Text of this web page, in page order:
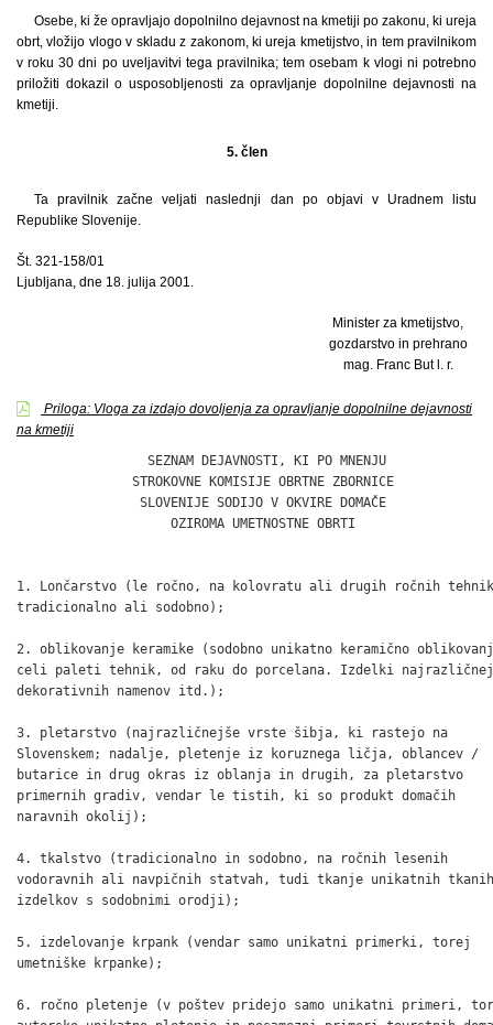
Osebe, ki že opravljajo dopolnilno dejavnost na kmetiji po zakonu, ki ureja
obrt, vložijo vlogo v skladu z zakonom, ki ureja kmetijstvo, in tem pravilnikom
v roku 30 dni po uveljavitvi tega pravilnika; tem osebam k vlogi ni potrebno
priložiti dokazil o usposobljenosti za opravljanje dopolnilne dejavnosti na
kmetiji.
5. člen
Ta pravilnik začne veljati naslednji dan po objavi v Uradnem listu
Republike Slovenije.
Št. 321-158/01
Ljubljana, dne 18. julija 2001.
Minister za kmetijstvo,
gozdarstvo in prehrano
mag. Franc But l. r.
Priloga: Vloga za izdajo dovoljenja za opravljanje dopolnilne dejavnosti
na kmetiji
                 SEZNAM DEJAVNOSTI, KI PO MNENJU
               STROKOVNE KOMISIJE OBRTNE ZBORNICE
                SLOVENIJE SODIJO V OKVIRE DOMAČE
                    OZIROMA UMETNOSTNE OBRTI
1. Lončarstvo (le ročno, na kolovratu ali drugih ročnih
tradicionalno ali sodobno);
2. oblikovanje keramike (sodobno unikatno keramično
celi paleti tehnik, od raku do porcelana. Izdelki
dekorativnih namenov itd.);
3. pletarstvo (najrazličnejše vrste šibja, ki rastejo na
Slovenskem; nadalje, pletenje iz koruznega ličja, oblancev /
butarice in drug okras iz oblanja in drugih, za pletarstvo
primernih gradiv, vendar le tistih, ki so produkt domačih
naravnih okolij);
4. tkalstvo (tradicionalno in sodobno, na ročnih lesenih
vodoravnih ali navpičnih statvah, tudi tkanje unikatnih tkanih
izdelkov s sodobnimi orodji);
5. izdelovanje krpank (vendar samo unikatni primerki, torej
umetniške krpanke);
6. ročno pletenje (v poštev pridejo samo unikatni primeri,